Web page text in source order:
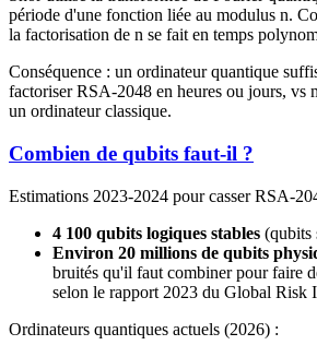
période d'une fonction liée au modulus n.
la factorisation de n se fait en temps
Conséquence : un ordinateur quantique
factoriser RSA-2048 en heures ou jours, vs
un ordinateur classique.
Combien de qubits faut-il ?
Estimations 2023-2024 pour casser RSA-
4 100 qubits logiques stables (qubits
Environ 20 millions de qubits
bruités qu'il faut combiner pour faire
selon le rapport 2023 du Global Risk
Ordinateurs quantiques actuels (2026) :